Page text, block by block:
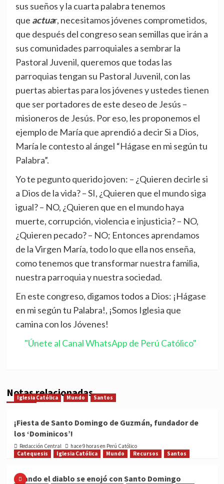
sus sueños y la cuarta palabra tenemos
que actuar, necesitamos jóvenes comprometidos,
que después del congreso sean semillas que irán a
sus comunidades parroquiales a sembrar la
Pastoral Juvenil, queremos que todas las
parroquias tengan su Pastoral Juvenil, con las
puertas abiertas para los jóvenes y ustedes tienen
que ser portadores de este deseo de Jesús –
misioneros de Jesús. Por eso, les proponemos el
ejemplo de María que aprendió a decir Si a Dios,
María le contesto al ángel “Hágase en mi según tu
Palabra”.
Yo te pegunto querido joven: – ¿Quieren decirle si
a Dios de la vida? – SI, ¿Quieren que el mundo siga
igual? – NO, ¿Quieren que en el mundo haya
muerte, corrupción, violencia e injusticia? – NO,
¿Quieren pecado? – NO; Entonces aprendamos
de la Virgen María, todo lo que ella nos enseña,
como tenemos que transformar nuestra familia,
nuestra parroquia y nuestra sociedad.
En este congreso, digamos todos a Dios: ¡Hágase
en mi según tu Palabra!, ¡Somos Iglesia que
camina con los Jóvenes!
"Únete al Canal WhatsApp de Perú Católico"
Notas relacionadas
Iglesia Católica Mundo Santos
¡Fiesta de Santo Domingo de Guzmán, fundador de
los ‘Dominicos’!
Redacción Central
hace 9 horas en Perú Católico
Catequesis
Iglesia Católica Mundo Recursos Santos
Cuando el diablo se enojó con Santo Domingo